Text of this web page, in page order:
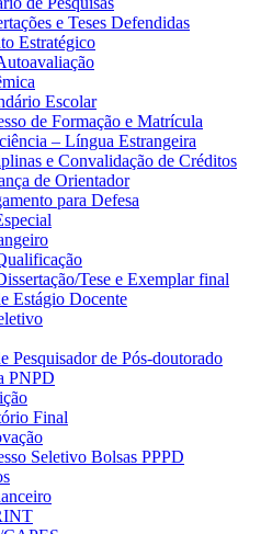
e Teses Defendidas
Estratégico
Escolar
de Formação e Matrícula
– Língua Estrangeira
e Convalidação de Créditos
de Orientador
para Defesa
Tese e Exemplar final
Estágio Docente
Pesquisador de Pós-doutorado
PNPD
Final
Seletivo Bolsas PPPD